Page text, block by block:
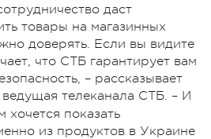
даст
товары на магазинных
доверять. Если вы видите
что СТБ гарантирует вам
– рассказывает
ведущая телеканала СТБ. – И
показать
из продуктов в Украине